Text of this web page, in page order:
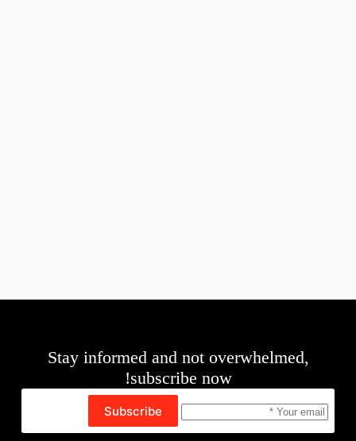
Stay informed and not overwhelmed,
subscribe now!
Subscribe